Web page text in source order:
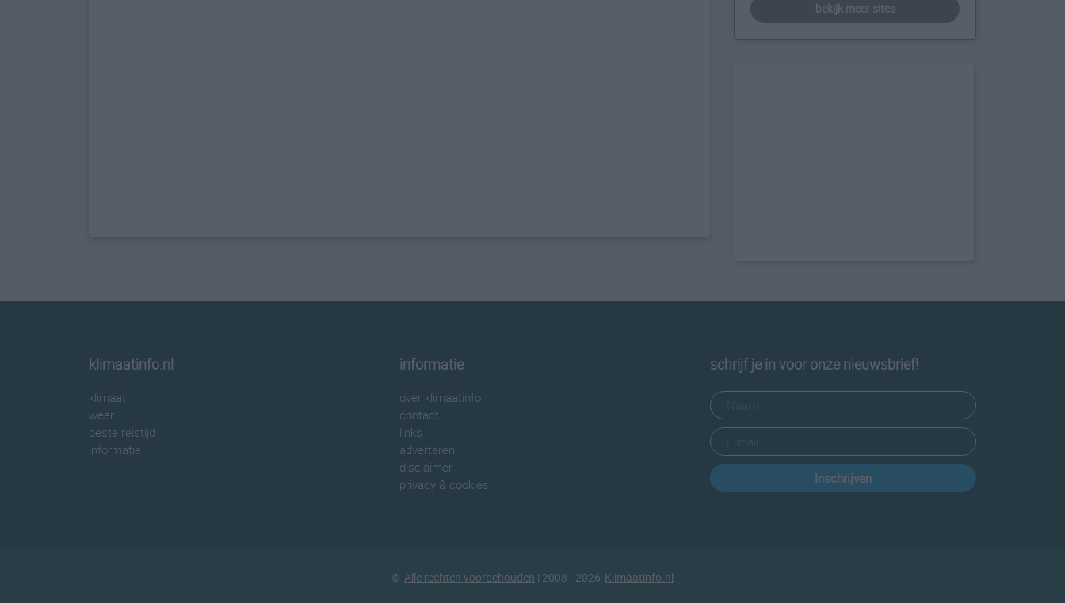
bekijk meer sites
klimaatinfo.nl
klimaat
weer
beste reistijd
informatie
informatie
over klimaatinfo
contact
links
adverteren
disclaimer
privacy & cookies
schrijf je in voor onze nieuwsbrief!
Inschrijven
© Alle rechten voorbehouden | 2008 - 2026 Klimaatinfo.nl